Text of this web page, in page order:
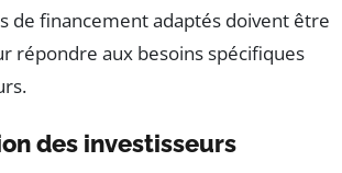
de financement adaptés doivent être
répondre aux besoins spécifiques
des investisseurs